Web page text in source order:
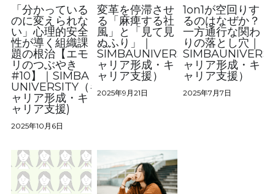
4コマ漫画はたらくわたし
学校型転職支援サービスSIMBA
SIMBA受講生募集
お問い合わせ
受講生専用ログイン
検索
「分かっている
のに変えられな
い」心理的安全
性が導く組織課
題の根治【エモ
リのつぶやき
#10】｜SIMBA
UNIVERSITY（キ
ャリア形成・キ
ャリア支援)
2025年10月6日
変革を停滞させ
る「麻痺する社
風」と「見て見
ぬふり」｜
SIMBAUNIVERSITY（キ
ャリア形成・キ
ャリア支援）
2025年9月21日
1on1が空回りす
るのはなぜか？
一方通行な関わ
りの落とし穴｜
ャリア形成・キ
ャリア支援）
2025年7月7日